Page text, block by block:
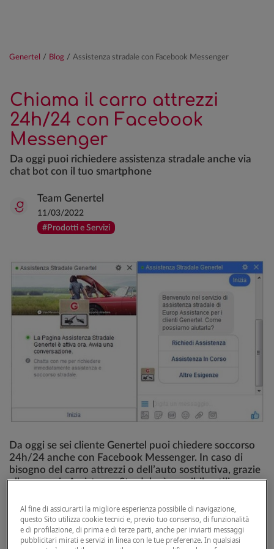
Genertel / Blog / Assistenza stradale con Facebook Messenger
Chiama il carro attrezzi
24h/24 con Facebook
Messenger
Da oggi puoi richiedere assistenza stradale anche via
chat bot con il tuo smartphone
Team Genertel
#Prodotti e Servizi
11/03/2022
Da oggi se sei cliente Genertel puoi chiedere soccorso
24h/24 anche con Facebook Messenger. In caso di
bisogno del carro attrezzi o dell’auto sostitutiva, grazie
alla garanzia Assistenza Stradale, è possibile utilizzare
chiedere aiuto.
E' sufficiente cercare il profilo Assistenza Stradale
Genertel su Messenger e avviare una chat bot: il cliente
Al fine di assicurarti la migliore esperienza possibile di navigazione,
questo Sito utilizza cookie tecnici e, previo tuo consenso, di funzionalità
e di profilazione, di prima e di terze parti, anche per inviarti messaggi
pubblicitari mirati e servizi in linea con le tue preferenze. In qualsiasi